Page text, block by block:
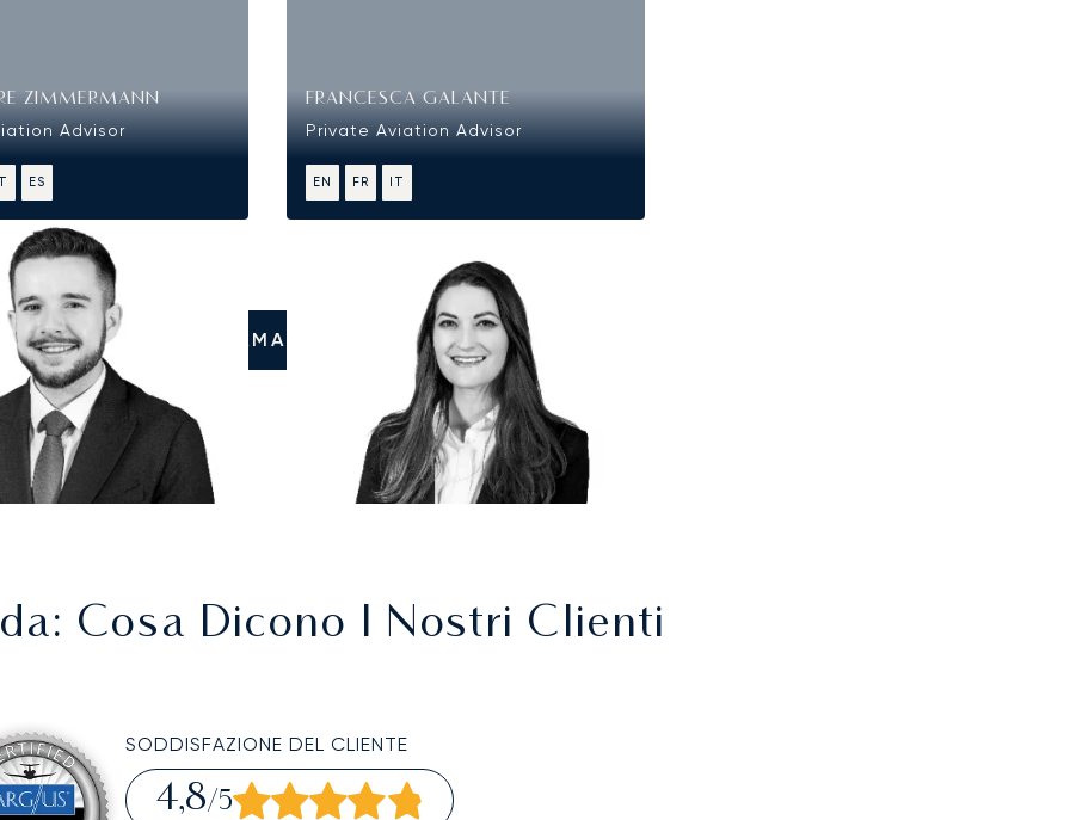
ZIMMERMANN
Advisor
ES
FRANCESCA GALANTE
Private Aviation Advisor
EN FR IT
CHIAMATECI
: Cosa Dicono I Nostri Clienti
SODDISFAZIONE DEL CLIENTE
4,8/5